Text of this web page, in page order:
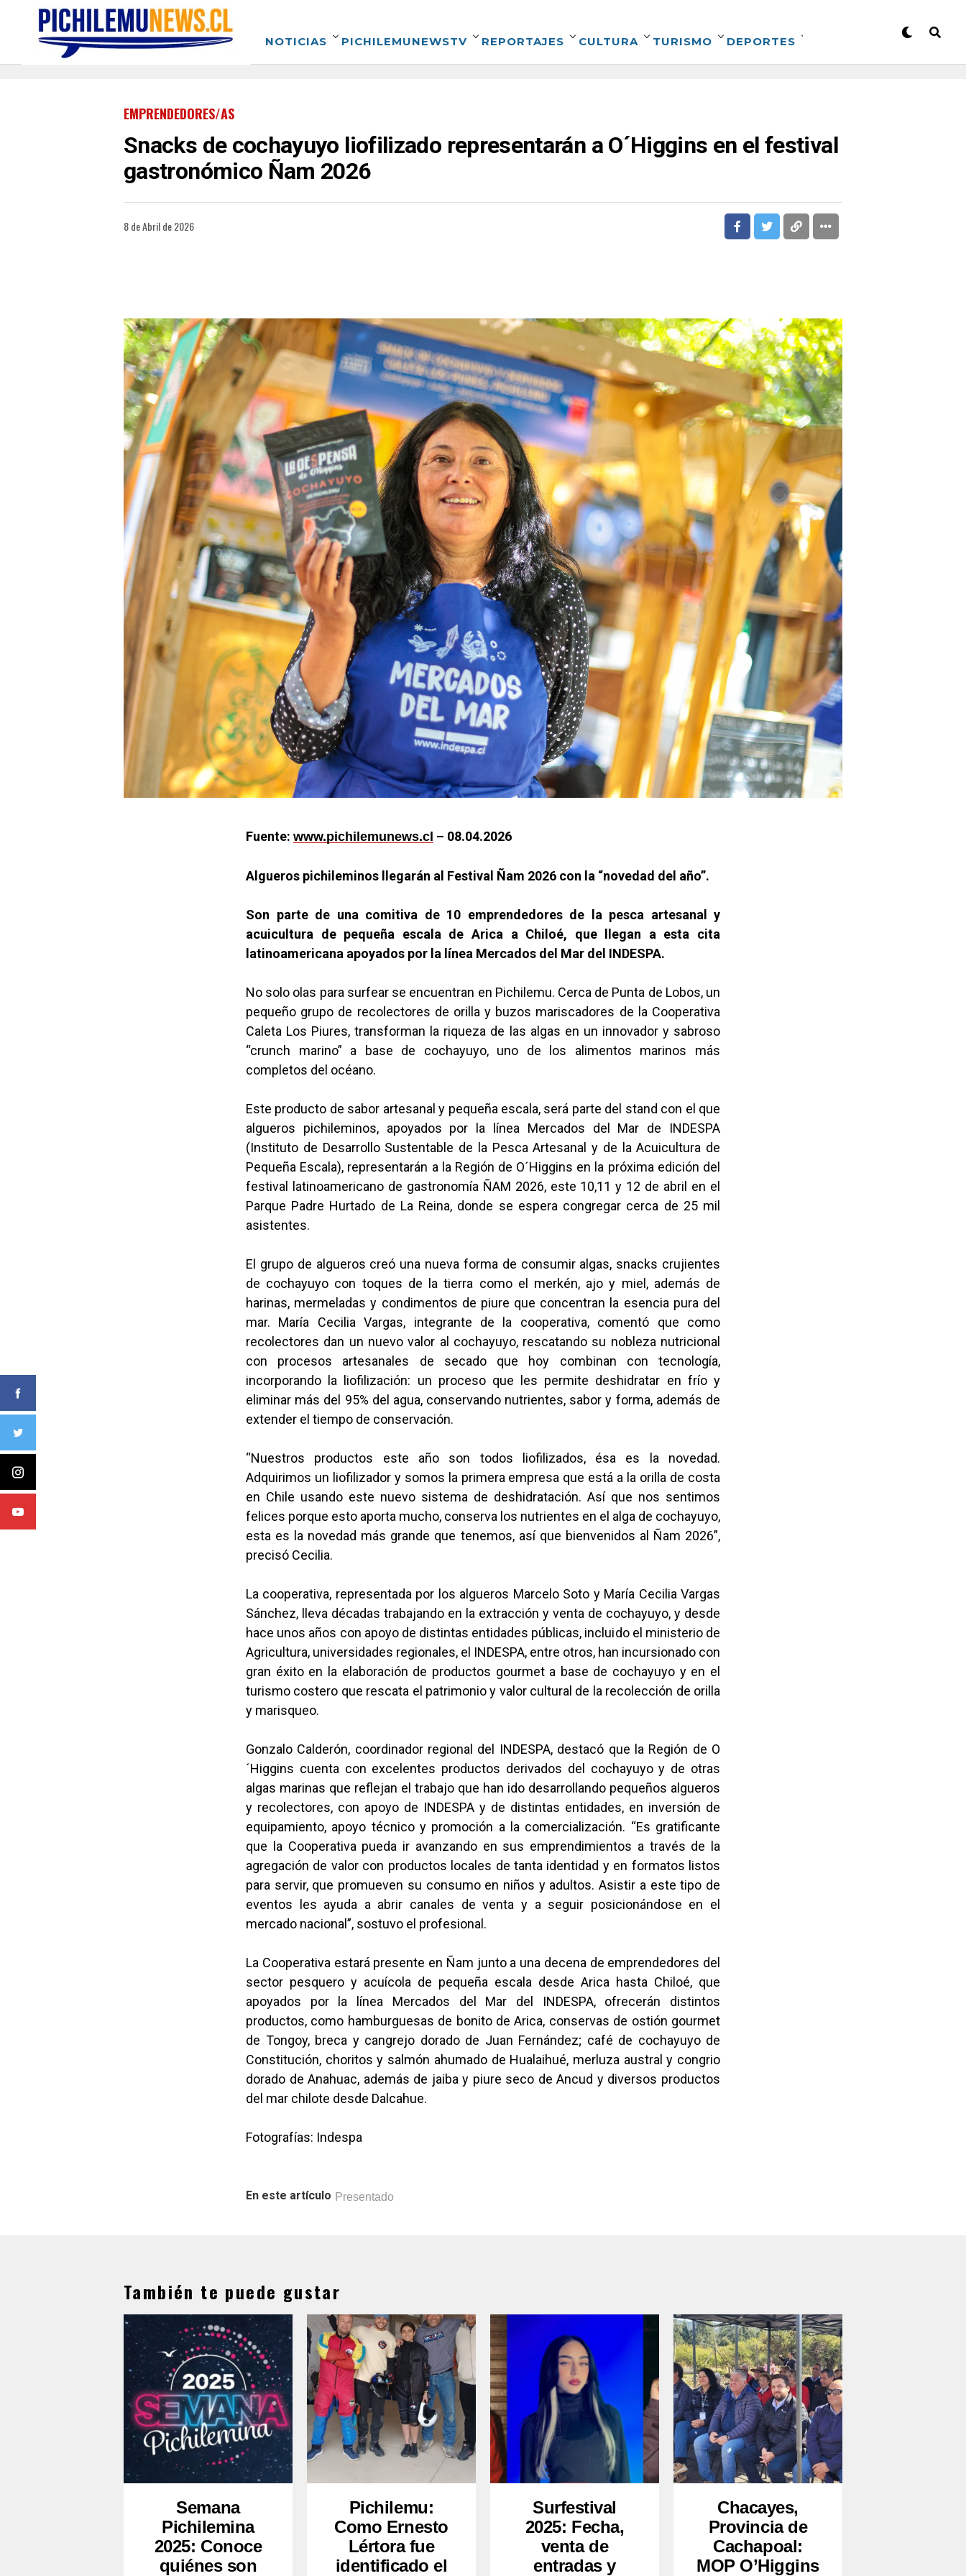
NOTICIAS PICHILEMUNEWSTV REPORTAJES CULTURA TURISMO DEPORTES
EMPRENDEDORES/AS
Snacks de cochayuyo liofilizado representarán a O´Higgins en el festival
gastronómico Ñam 2026
8 de Abril de 2026
Fuente: www.pichilemunews.cl – 08.04.2026
Algueros pichileminos llegarán al Festival Ñam 2026 con la “novedad del año”.
Son parte de una comitiva de 10 emprendedores de la pesca artesanal y
acuicultura de pequeña escala de Arica a Chiloé, que llegan a esta cita
latinoamericana apoyados por la línea Mercados del Mar del INDESPA.
No solo olas para surfear se encuentran en Pichilemu. Cerca de Punta de Lobos, un
pequeño grupo de recolectores de orilla y buzos mariscadores de la Cooperativa
Caleta Los Piures, transforman la riqueza de las algas en un innovador y sabroso
“crunch marino” a base de cochayuyo, uno de los alimentos marinos más
completos del océano.
Este producto de sabor artesanal y pequeña escala, será parte del stand con el que
algueros pichileminos, apoyados por la línea Mercados del Mar de INDESPA
(Instituto de Desarrollo Sustentable de la Pesca Artesanal y de la Acuicultura de
Pequeña Escala), representarán a la Región de O´Higgins en la próxima edición del
festival latinoamericano de gastronomía ÑAM 2026, este 10,11 y 12 de abril en el
Parque Padre Hurtado de La Reina, donde se espera congregar cerca de 25 mil
asistentes.
El grupo de algueros creó una nueva forma de consumir algas, snacks crujientes
de cochayuyo con toques de la tierra como el merkén, ajo y miel, además de
harinas, mermeladas y condimentos de piure que concentran la esencia pura del
mar. María Cecilia Vargas, integrante de la cooperativa, comentó que como
recolectores dan un nuevo valor al cochayuyo, rescatando su nobleza nutricional
con procesos artesanales de secado que hoy combinan con tecnología,
incorporando la liofilización: un proceso que les permite deshidratar en frío y
eliminar más del 95% del agua, conservando nutrientes, sabor y forma, además de
extender el tiempo de conservación.
“Nuestros productos este año son todos liofilizados, ésa es la novedad.
Adquirimos un liofilizador y somos la primera empresa que está a la orilla de costa
en Chile usando este nuevo sistema de deshidratación. Así que nos sentimos
felices porque esto aporta mucho, conserva los nutrientes en el alga de cochayuyo,
esta es la novedad más grande que tenemos, así que bienvenidos al Ñam 2026”,
precisó Cecilia.
La cooperativa, representada por los algueros Marcelo Soto y María Cecilia Vargas
Sánchez, lleva décadas trabajando en la extracción y venta de cochayuyo, y desde
hace unos años con apoyo de distintas entidades públicas, incluido el ministerio de
Agricultura, universidades regionales, el INDESPA, entre otros, han incursionado con
gran éxito en la elaboración de productos gourmet a base de cochayuyo y en el
turismo costero que rescata el patrimonio y valor cultural de la recolección de orilla
y marisqueo.
Gonzalo Calderón, coordinador regional del INDESPA, destacó que la Región de O
´Higgins cuenta con excelentes productos derivados del cochayuyo y de otras
algas marinas que reflejan el trabajo que han ido desarrollando pequeños algueros
y recolectores, con apoyo de INDESPA y de distintas entidades, en inversión de
equipamiento, apoyo técnico y promoción a la comercialización. “Es gratificante
que la Cooperativa pueda ir avanzando en sus emprendimientos a través de la
agregación de valor con productos locales de tanta identidad y en formatos listos
para servir, que promueven su consumo en niños y adultos. Asistir a este tipo de
eventos les ayuda a abrir canales de venta y a seguir posicionándose en el
mercado nacional”, sostuvo el profesional.
La Cooperativa estará presente en Ñam junto a una decena de emprendedores del
sector pesquero y acuícola de pequeña escala desde Arica hasta Chiloé, que
apoyados por la línea Mercados del Mar del INDESPA, ofrecerán distintos
productos, como hamburguesas de bonito de Arica, conservas de ostión gourmet
de Tongoy, breca y cangrejo dorado de Juan Fernández; café de cochayuyo de
Constitución, choritos y salmón ahumado de Hualaihué, merluza austral y congrio
dorado de Anahuac, además de jaiba y piure seco de Ancud y diversos productos
del mar chilote desde Dalcahue.
Fotografías: Indespa
En este artículo Presentado
También te puede gustar
Semana
Pichilemina
2025: Conoce
quiénes son
Pichilemu:
Como Ernesto
Lértora fue
identificado el
Surfestival
2025: Fecha,
venta de
entradas y
Chacayes,
Provincia de
Cachapoal:
MOP O’Higgins